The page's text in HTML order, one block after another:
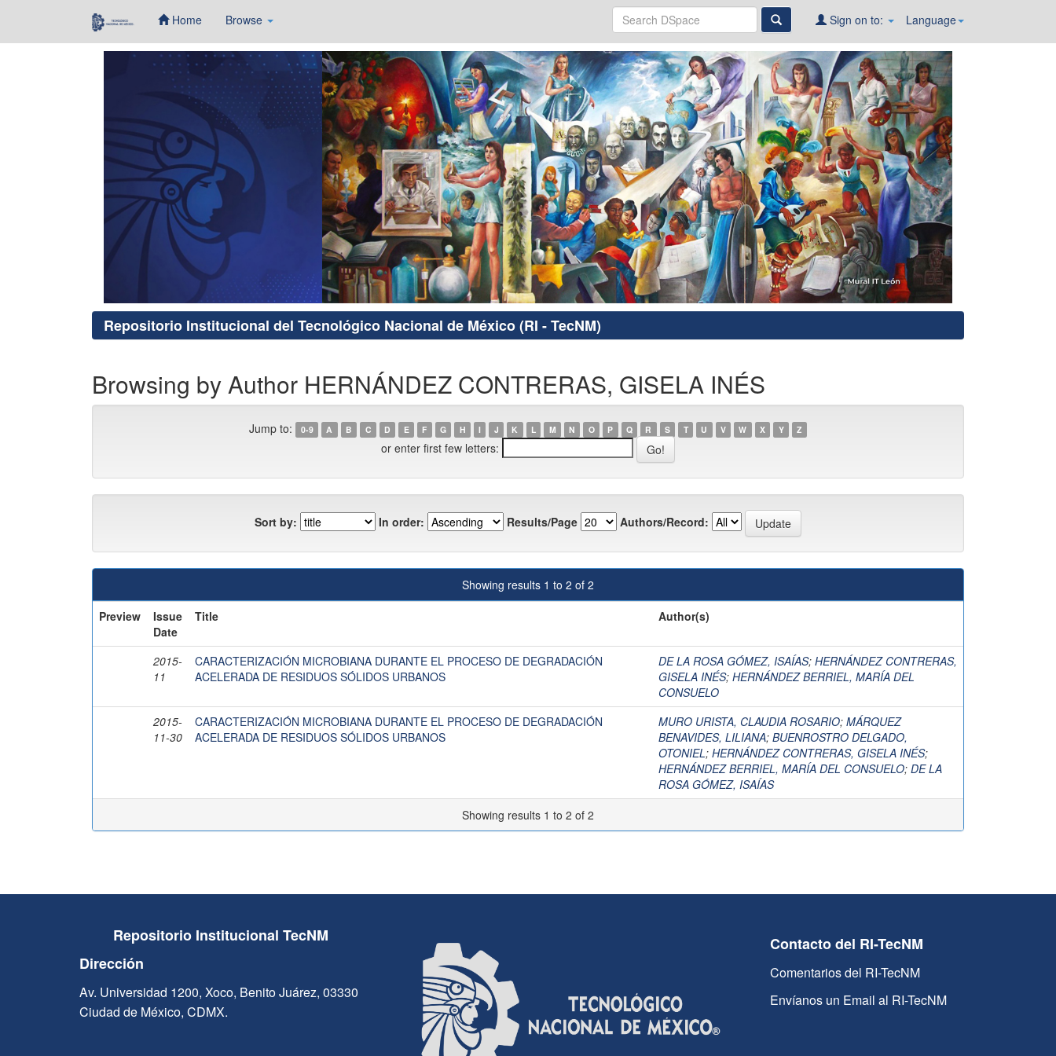
Home Browse Language
Sign on to:
Repositorio Institucional del Tecnológico Nacional de México (RI - TecNM)
Browsing by Author HERNÁNDEZ CONTRERAS, GISELA INÉS
Jump to: 0-9 A B C D E F G H I J K L M N O P Q R S T U V W X Y Z
or enter first few letters:
Sort by: In order: Results/Page Authors/Record:
Showing results 1 to 2 of 2
Preview
Issue
Date
Title Author(s)
2015-
11
CARACTERIZACIÓN MICROBIANA DURANTE EL PROCESO DE DEGRADACIÓN
ACELERADA DE RESIDUOS SÓLIDOS URBANOS
DE LA ROSA GÓMEZ, ISAÍAS; HERNÁNDEZ CONTRERAS,
GISELA INÉS; HERNÁNDEZ BERRIEL, MARÍA DEL
CONSUELO
2015-
11-30
CARACTERIZACIÓN MICROBIANA DURANTE EL PROCESO DE DEGRADACIÓN
ACELERADA DE RESIDUOS SÓLIDOS URBANOS
MURO URISTA, CLAUDIA ROSARIO; MÁRQUEZ
BENAVIDES, LILIANA; BUENROSTRO DELGADO,
OTONIEL; HERNÁNDEZ CONTRERAS, GISELA INÉS;
HERNÁNDEZ BERRIEL, MARÍA DEL CONSUELO; DE LA
ROSA GÓMEZ, ISAÍAS
Showing results 1 to 2 of 2
Repositorio Institucional TecNM
Dirección
Av. Universidad 1200, Xoco, Benito Juárez, 03330
Ciudad de México, CDMX.
Contacto del RI-TecNM
Comentarios del RI-TecNM
Envíanos un Email al RI-TecNM